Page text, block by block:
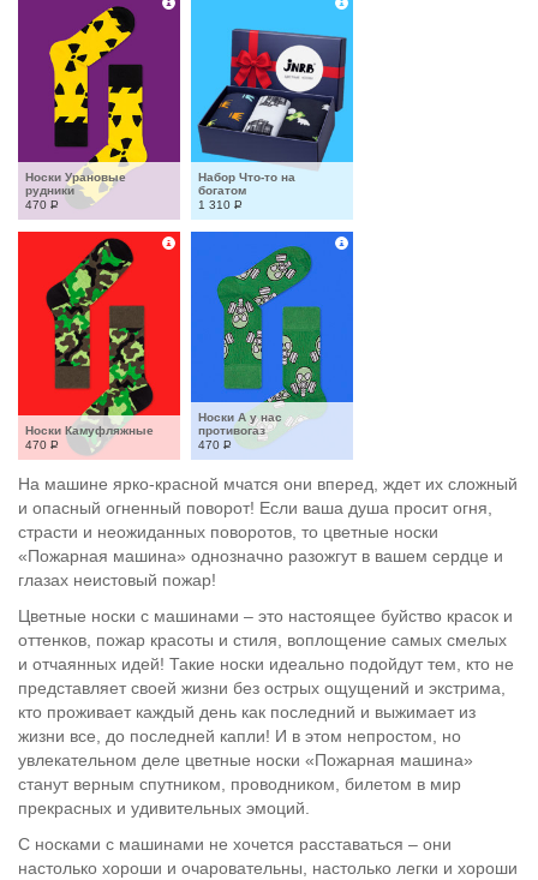
Носки Урановые
рудники
470 Р
Набор Что-то на
богатом
1 310 Р
Носки Камуфляжные
470 Р
Носки А у нас
противогаз
470 Р
На машине ярко-красной мчатся они вперед, ждет их сложный
и опасный огненный поворот! Если ваша душа просит огня,
страсти и неожиданных поворотов, то цветные носки
«Пожарная машина» однозначно разожгут в вашем сердце и
глазах неистовый пожар!
Цветные носки с машинами – это настоящее буйство красок и
оттенков, пожар красоты и стиля, воплощение самых смелых
и отчаянных идей! Такие носки идеально подойдут тем, кто не
представляет своей жизни без острых ощущений и экстрима,
кто проживает каждый день как последний и выжимает из
жизни все, до последней капли! И в этом непростом, но
увлекательном деле цветные носки «Пожарная машина»
станут верным спутником, проводником, билетом в мир
прекрасных и удивительных эмоций.
С носками с машинами не хочется расставаться – они
настолько хороши и очаровательны, настолько легки и хороши